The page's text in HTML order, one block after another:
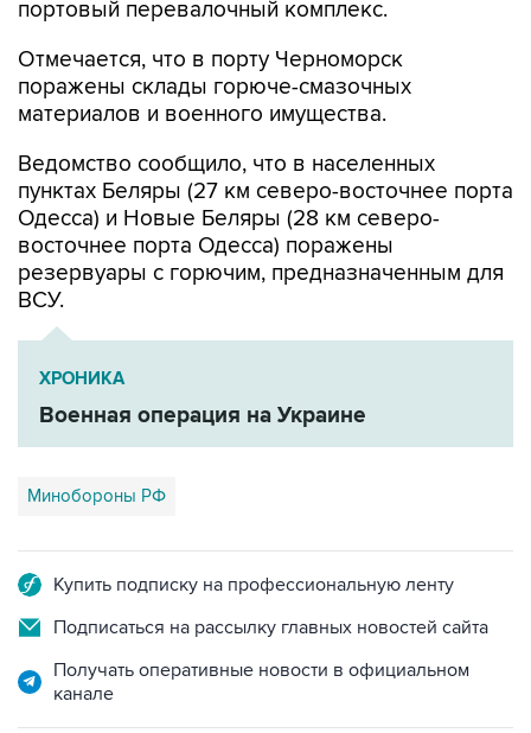
Отмечается, что в порту Черноморск
материалов и военного имущества.
Ведомство сообщило, что в населенных
Одесса) и Новые Беляры (28 км северо-
восточнее порта Одесса) поражены
резервуары с горючим, предназначенным для
ВСУ.
ХРОНИКА
Военная операция на Украине
Минобороны РФ
Подписаться на рассылку главных новостей сайта
Получать оперативные новости в официальном